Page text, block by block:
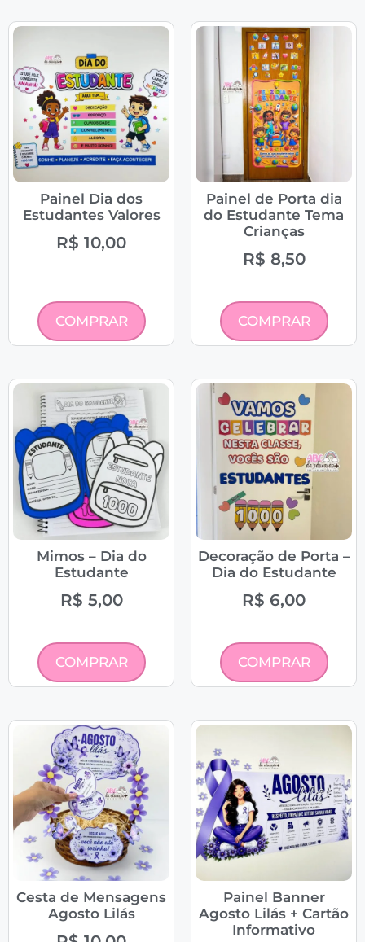
Painel Dia dos
Estudantes Valores
R$ 10,00
COMPRAR
Painel de Porta dia
do Estudante Tema
Crianças
R$ 8,50
COMPRAR
Mimos – Dia do
Estudante
R$ 5,00
COMPRAR
Decoração de Porta –
Dia do Estudante
R$ 6,00
COMPRAR
Cesta de Mensagens
Agosto Lilás
Painel Banner
Agosto Lilás + Cartão
Informativo